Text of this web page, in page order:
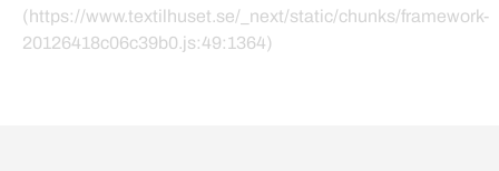
(https://www.textilhuset.se/_next/static/chunks/framework-
20126418c06c39b0.js:49:1364)